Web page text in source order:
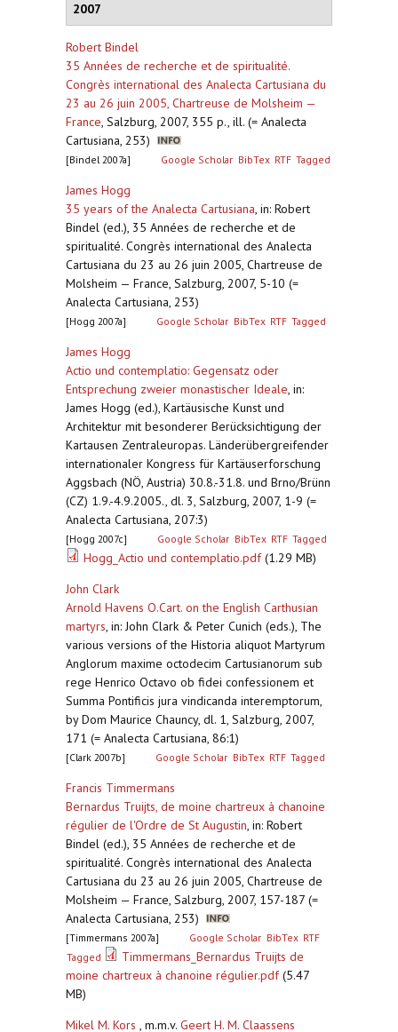
2007
Robert Bindel
35 Années de recherche et de spiritualité.
Congrès international des Analecta Cartusiana du
23 au 26 juin 2005, Chartreuse de Molsheim —
France, Salzburg, 2007, 355 p., ill. (= Analecta
Cartusiana, 253)
[Bindel 2007a] Google Scholar BibTex RTF Tagged
James Hogg
35 years of the Analecta Cartusiana, in: Robert
Bindel (ed.), 35 Années de recherche et de
spiritualité. Congrès international des Analecta
Cartusiana du 23 au 26 juin 2005, Chartreuse de
Molsheim — France, Salzburg, 2007, 5-10 (=
Analecta Cartusiana, 253)
[Hogg 2007a] Google Scholar BibTex RTF Tagged
James Hogg
Actio und contemplatio: Gegensatz oder
Entsprechung zweier monastischer Ideale, in:
James Hogg (ed.), Kartäusische Kunst und
Architektur mit besonderer Berücksichtigung der
Kartausen Zentraleuropas. Länderübergreifender
internationaler Kongress für Kartäuserforschung
Aggsbach (NÖ, Austria) 30.8.-31.8. und Brno/Brünn
(CZ) 1.9.-4.9.2005., dl. 3, Salzburg, 2007, 1-9 (=
Analecta Cartusiana, 207:3)
[Hogg 2007c] Google Scholar BibTex RTF Tagged
Hogg_Actio und contemplatio.pdf(1.29 MB)
John Clark
Arnold Havens O.Cart. on the English Carthusian
martyrs, in: John Clark & Peter Cunich (eds.), The
various versions of the Historia aliquot Martyrum
Anglorum maxime octodecim Cartusianorum sub
rege Henrico Octavo ob fidei confessionem et
Summa Pontificis jura vindicanda interemptorum,
by Dom Maurice Chauncy, dl. 1, Salzburg, 2007,
171 (= Analecta Cartusiana, 86:1)
[Clark 2007b] Google Scholar BibTex RTF Tagged
Francis Timmermans
Bernardus Truijts, de moine chartreux à chanoine
régulier de l'Ordre de St Augustin, in: Robert
Bindel (ed.), 35 Années de recherche et de
spiritualité. Congrès international des Analecta
Cartusiana du 23 au 26 juin 2005, Chartreuse de
Molsheim — France, Salzburg, 2007, 157-187 (=
Analecta Cartusiana, 253)
[Timmermans 2007a] Google Scholar BibTex RTF
Tagged
Timmermans_Bernardus Truijts de
moine chartreux à chanoine régulier.pdf(5.47
MB)
Mikel M. Kors , m.m.v. Geert H. M. Claassens